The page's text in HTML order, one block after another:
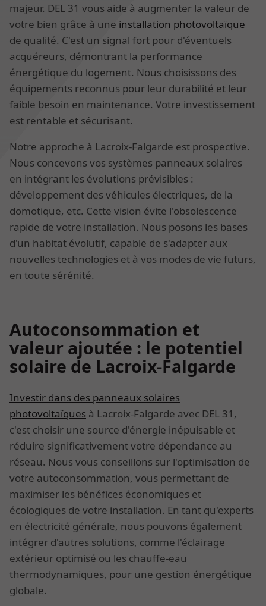
majeur. DEL 31 vous aide à augmenter la valeur de
votre bien grâce à une installation photovoltaïque
de qualité. C'est un signal fort pour d'éventuels
acquéreurs, démontrant la performance
énergétique du logement. Nous choisissons des
équipements reconnus pour leur durabilité et leur
faible besoin en maintenance. Votre investissement
est rentable et sécurisant.
Notre approche à Lacroix-Falgarde est prospective.
Nous concevons vos systèmes panneaux solaires
en intégrant les évolutions prévisibles :
développement des véhicules électriques, de la
domotique, etc. Cette vision évite l'obsolescence
rapide de votre installation. Nous posons les bases
d'un habitat évolutif, capable de s'adapter aux
nouvelles technologies et à vos modes de vie futurs,
en toute sérénité.
Autoconsommation et
valeur ajoutée : le potentiel
solaire de Lacroix-Falgarde
Investir dans des panneaux solaires
photovoltaïques à Lacroix-Falgarde avec DEL 31,
c'est choisir une source d'énergie inépuisable et
réduire significativement votre dépendance au
réseau. Nous vous conseillons sur l'optimisation de
votre autoconsommation, vous permettant de
maximiser les bénéfices économiques et
écologiques de votre installation. En tant qu'experts
en électricité générale, nous pouvons également
intégrer d'autres solutions, comme l'éclairage
extérieur optimisé ou les chauffe-eau
thermodynamiques, pour une gestion énergétique
globale.